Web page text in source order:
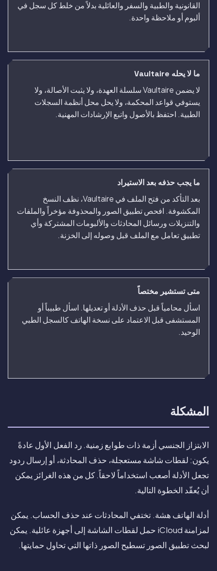
القانونية والطبية والسفر والعائلية بدلاً من خلط كل سجل في
ألبوم أو ملاحظة واحدة.
ما لا يحله Vaultaire
لا يضمن Vaultaire سلسلة العهدة، ولا يثبت الأصالة، ولا
يستوفي قواعد المحكمة، ولا يحل محل أنظمة السجلات
الطبية. احتفظ بالأصول واتبع الإرشادات المهنية.
ما يجب حذفه بعد الاستيراد
بعد التأكد من فتح الملف في Vaultaire، نظف النسخ
المكشوفة. افحص تطبيق الصور والمحذوفة مؤخراً والملفات
والتنزيلات ورسائل المحادثات والألبومات المشتركة وأي
تطبيق تعامل مع الملف قبل وصوله إلى الخزنة.
متى تستشير مختصاً
اسأل محامياً قبل حذف الأدلة أو تعديلها. اسأل طبيباً أو
المستشفى قبل الاعتماد على نسخة الهاتف كالسجل الطبي
الوحيد.
المشكلة
الابتزاز الجنسي أزمة ذات طوابع زمنية. رد الفعل الأول عادةً
يكون: لقطات شاشة مستعجلة، حذف المحادثة، أو إرسال ردود
تجعل الأدلة أصعب استخداماً لاحقاً. كل من هذه الغرائز يمكن
أن يُعقّد الخطوة التالية.
أدلة الهاتف هشة. تختفي المحادثات عند حذف الحساب. يمكن
لمزامنة iCloud حمل لقطات الشاشة إلى أجهزة عائلية. يمكن
لبحث تطبيق الصور تسطيح الصور ذاتها التي تحاول حمايتها.